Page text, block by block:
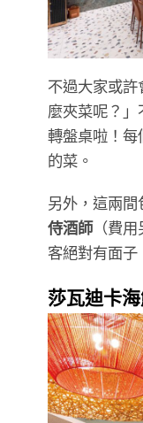
不過大家或
麼夾菜呢？
轉盤桌啦！每
的菜。
另外，這兩間
侍酒師（費用
客絕對有面子
莎瓦迪卡